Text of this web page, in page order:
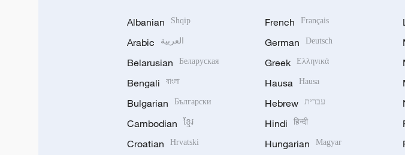
Albanian Shqip
Arabic العربية
Belarusian Беларуская
Bengali বাংলা
Bulgarian Български
Cambodian ខ្មែរ
Croatian Hrvatski
French Français
German Deutsch
Greek Ελληνικά
Hausa Hausa
Hebrew עברית
Hindi हिन्दी
Hungarian Magyar